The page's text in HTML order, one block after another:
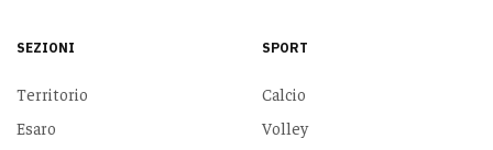
SEZIONI
Territorio
Esaro
SPORT
Calcio
Volley